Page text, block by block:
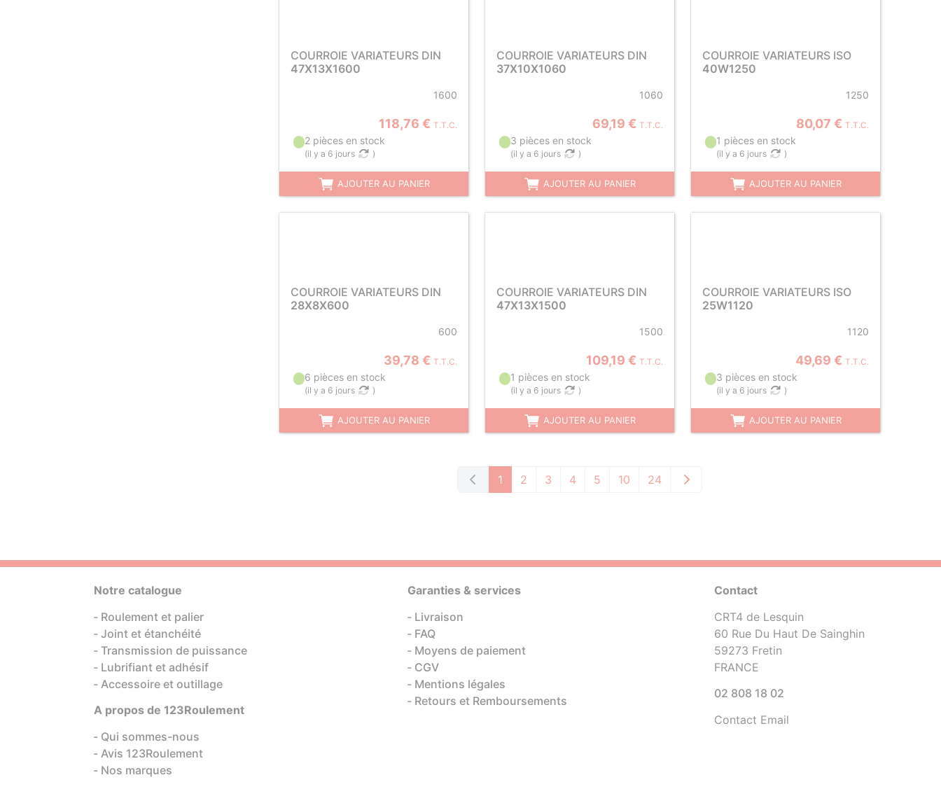
COURROIE VARIATEURS DIN
47X13X1600
1600
118,76 € T.T.C.
2 pièces en stock
(il y a 6 jours )
AJOUTER AU PANIER
COURROIE VARIATEURS DIN
37X10X1060
1060
69,19 € T.T.C.
3 pièces en stock
(il y a 6 jours )
AJOUTER AU PANIER
COURROIE VARIATEURS ISO
40W1250
1250
80,07 € T.T.C.
1 pièces en stock
(il y a 6 jours )
AJOUTER AU PANIER
COURROIE VARIATEURS DIN
28X8X600
600
39,78 € T.T.C.
6 pièces en stock
(il y a 6 jours )
AJOUTER AU PANIER
COURROIE VARIATEURS DIN
47X13X1500
1500
109,19 € T.T.C.
1 pièces en stock
(il y a 6 jours )
AJOUTER AU PANIER
COURROIE VARIATEURS ISO
25W1120
1120
49,69 € T.T.C.
3 pièces en stock
(il y a 6 jours )
AJOUTER AU PANIER
1 2 3 4 5 10 24
Notre catalogue
Roulement et palier
Joint et étanchéité
Transmission de puissance
Lubrifiant et adhésif
Accessoire et outillage
A propos de 123Roulement
Qui sommes-nous
Avis 123Roulement
Nos marques
Garanties & services
Livraison
FAQ
Moyens de paiement
CGV
Mentions légales
Retours et Remboursements
Contact
CRT4 de Lesquin
60 Rue Du Haut De Sainghin
59273 Fretin
FRANCE
02 808 18 02
Contact Email